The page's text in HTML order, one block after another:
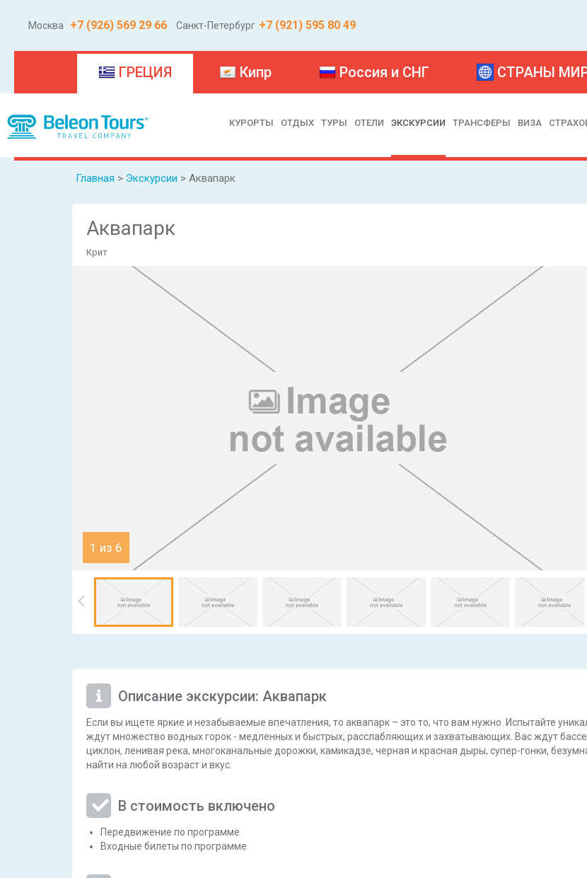
Москва +7 (926) 569 29 66 Санкт-Петербург +7 (921) 595 80 49
ГРЕЦИЯ(current) Кипр Россия и СНГ СТРАНЫ
КУРОРТЫ ОТДЫХ ТУРЫ ОТЕЛИ ЭКСКУРСИИ ТРАНСФЕРЫ ВИЗА
Главная > Экскурсии > Аквапарк
Аквапарк
Крит
1 из 6
Описание экскурсии: Аквапарк
Если вы ищете яркие и незабываемые впечатления, то аквапарк – это то, что вам нужно. Испытайте
ждут множество водных горок - медленных и быстрых, расслабляющих и захватывающих. Вас ждут
циклон, ленивая река, многоканальные дорожки, камикадзе, черная и красная дыры, супер-гонки,
найти на любой возраст и вкус.
В стоимость включено
Передвижение по программе
Входные билеты по программе